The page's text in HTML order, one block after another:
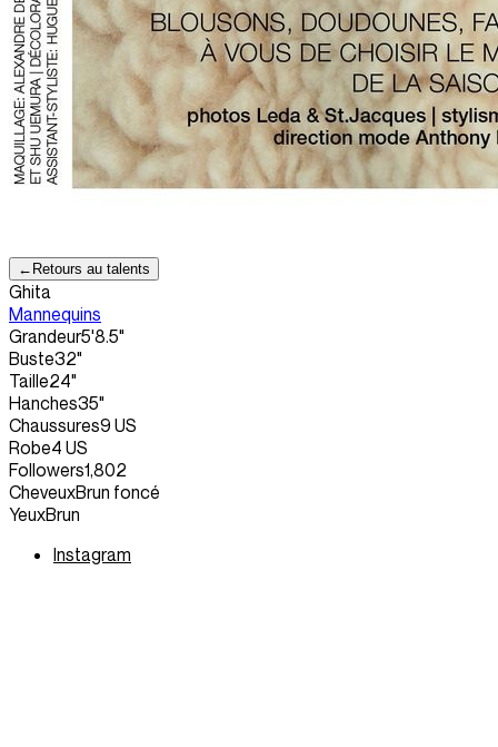
← Retours au talents
Ghita
Mannequins
Grandeur5'8.5"
Buste32"
Taille24"
Hanches35"
Chaussures9 US
Robe4 US
Followers1,802
CheveuxBrun foncé
YeuxBrun
Instagram